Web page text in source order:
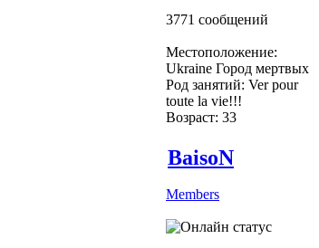
3771 сообщений
Местоположение:
Ukraine Город мертвых
Род занятий: Ver pour
toute la vie!!!
Возраст: 33
BaisoN
Members